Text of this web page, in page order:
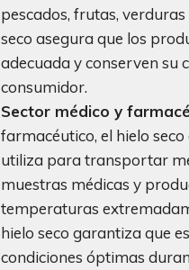
pescados, frutas,
seco asegura que los
adecuada y conserven su
consumidor.
Sector médico y
farmacéutico, el hielo
utiliza para transportar
muestras médicas y
temperaturas
hielo seco garantiza que
condiciones óptimas